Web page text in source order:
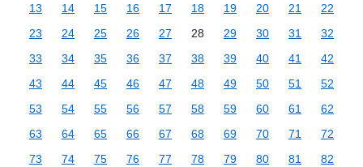
13
14 15 16 17 18 19 20 21
22
23
24 25 26 27 28 29 30 31
32
33
34 35 36 37 38 39 40 41
42
43
44 45 46 47 48 49 50 51
52
53
54 55 56 57 58 59 60 61
62
63
64 65 66 67 68 69 70 71
72
73
74 75 76 77 78 79 80 81
82